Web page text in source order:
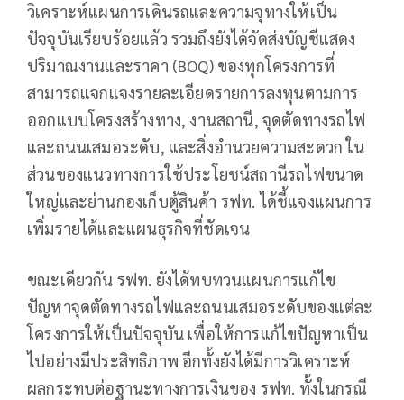
วิเคราะห์แผนการเดินรถและความจุทางให้เป็น
ปัจจุบันเรียบร้อยแล้ว รวมถึงยังได้จัดส่งบัญชีแสดง
ปริมาณงานและราคา (BOQ) ของทุกโครงการที่
สามารถแจกแจงรายละเอียดรายการลงทุนตามการ
ออกแบบโครงสร้างทาง, งานสถานี, จุดตัดทางรถไฟ
และถนนเสมอระดับ, และสิ่งอำนวยความสะดวก ใน
ส่วนของแนวทางการใช้ประโยชน์สถานีรถไฟขนาด
ใหญ่และย่านกองเก็บตู้สินค้า รฟท. ได้ชี้แจงแผนการ
เพิ่มรายได้และแผนธุรกิจที่ชัดเจน
ขณะเดียวกัน รฟท. ยังได้ทบทวนแผนการแก้ไข
ปัญหาจุดตัดทางรถไฟและถนนเสมอระดับของแต่ละ
โครงการให้เป็นปัจจุบัน เพื่อให้การแก้ไขปัญหาเป็น
ไปอย่างมีประสิทธิภาพ อีกทั้งยังได้มีการวิเคราะห์
ผลกระทบต่อฐานะทางการเงินของ รฟท. ทั้งในกรณี